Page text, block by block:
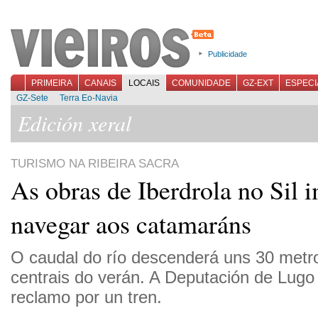
Publicidade
PRIMEIRA CANAIS LOCAIS COMUNIDADE GZ-EXT
GZ-Sete
Terra Eo-Navia
Edición xeral
TURISMO NA RIBEIRA SACRA
As obras de Iberdrola no Sil
navegar aos catamaráns
O caudal do río descenderá uns 30
centrais do verán. A Deputación de
reclamo por un tren.